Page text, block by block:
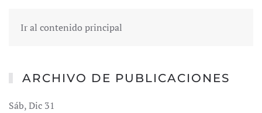
Ir al contenido principal
ARCHIVO DE PUBLICACIONES
Sáb, Dic 31